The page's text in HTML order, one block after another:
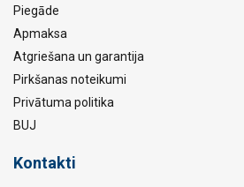
Piegāde
Apmaksa
Atgriešana un garantija
Pirkšanas noteikumi
Privātuma politika
BUJ
Kontakti